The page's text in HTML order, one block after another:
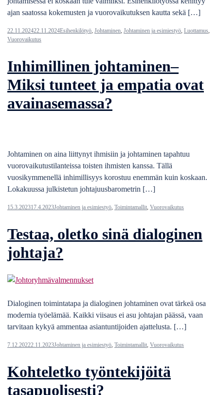
ajan saatossa kokemusten ja vuorovaikutuksen kautta sekä […]
22.11.202422.11.2024Esihenkilötyö, Johtaminen, Johtaminen ja esimiestyö, Luottamus,
Vuorovaikutus
Inhimillinen johtaminen–
Miksi tunteet ja empatia ovat
avainasemassa?
Johtaminen on aina liittynyt ihmisiin ja johtaminen tapahtuu
vuorovaikutustilanteissa toisten ihmisten kanssa. Tällä
vuosikymmenellä inhimillisyys korostuu enemmän kuin koskaan.
Lokakuussa julkistetun johtajuusbarometrin […]
15.3.202317.4.2023Johtaminen ja esimiestyö, Toimintamallit, Vuorovaikutus
Testaa, oletko sinä dialoginen
johtaja?
Dialoginen toimintatapa ja dialoginen johtaminen ovat tärkeä osa
modernia työelämää. Kaikki viisaus ei asu johtajan päässä, vaan
tarvitaan kykyä ammentaa asiantuntijoiden ajattelusta. […]
7.12.20222.11.2023Johtaminen ja esimiestyö, Toimintamallit, Vuorovaikutus
Kohteletko työntekijöitä
tasapuolisesti?